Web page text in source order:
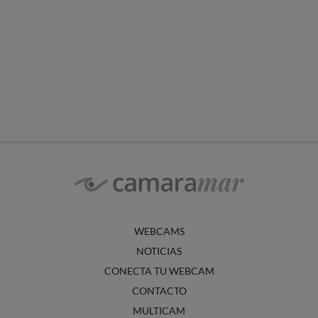
WEBCAMS
NOTICIAS
CONECTA TU WEBCAM
CONTACTO
MULTICAM